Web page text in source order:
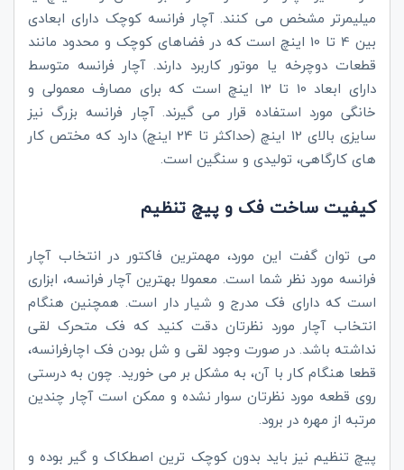
میلیمرتر مشخص می کنند. آچار فرانسه کوچک دارای ابعادی
بین 4 تا 10 اینچ است که در فضاهای کوچک و محدود مانند
قطعات دوچرخه یا موتور کاربرد دارند. آچار فرانسه متوسط
دارای ابعاد 10 تا 12 اینچ است که برای مصارف معمولی و
خانگی مورد استفاده قرار می گیرند. آچار فرانسه بزرگ نیز
سایزی بالای 12 اینچ (حداکثر تا 24 اینچ) دارد که مختص کار
های کارگاهی، تولیدی و سنگین است.
کیفیت ساخت فک و پیچ تنظیم
می توان گفت این مورد، مهمترین فاکتور در انتخاب آچار
فرانسه مورد نظر شما است. معمولا بهترین آچار فرانسه، ابزاری
است که دارای فک مدرج و شیار دار است. همچنین هنگام
انتخاب آچار مورد نظرتان دقت کنید که فک متحرک لقی
نداشته باشد. در صورت وجود لقی و شل بودن فک اچارفرانسه،
قطعا هنگام کار با آن، به مشکل بر می خورید. چون به درستی
روی قطعه مورد نظرتان سوار نشده و ممکن است آچار چندین
مرتبه از مهره در برود.
پیچ تنظیم نیز باید بدون کوچک ترین اصطکاک و گیر بوده و